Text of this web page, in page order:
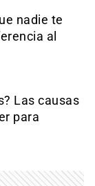
nadie te
al
Las causas
para